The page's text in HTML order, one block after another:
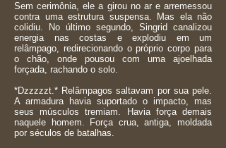
Sem cerimônia, ele a girou no ar e arremessou
contra uma estrutura suspensa. Mas ela não
colidiu. No último segundo, Singrid canalizou
energia nas costas e explodiu em um
relâmpago, redirecionando o próprio corpo para
o chão, onde pousou com uma ajoelhada
forçada, rachando o solo.
*Dzzzzzt.* Relâmpagos saltavam por sua pele.
A armadura havia suportado o impacto, mas
seus músculos tremiam. Havia força demais
naquele homem. Força crua, antiga, moldada
por séculos de batalhas.